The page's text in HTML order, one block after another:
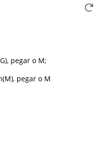
pegar o M;
pegar o M